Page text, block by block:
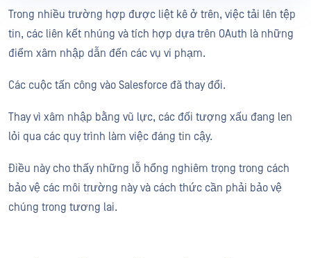
Trong nhiều trường hợp được liệt kê ở trên, việc tải lên tệp
tin, các liên kết nhúng và tích hợp dựa trên OAuth là những
điểm xâm nhập dẫn đến các vụ vi phạm.
Các cuộc tấn công vào Salesforce đã thay đổi.
Thay vì xâm nhập bằng vũ lực, các đối tượng xấu đang len
lỏi qua các quy trình làm việc đáng tin cậy.
Điều này cho thấy những lỗ hổng nghiêm trọng trong cách
bảo vệ các môi trường này và cách thức cần phải bảo vệ
chúng trong tương lai.